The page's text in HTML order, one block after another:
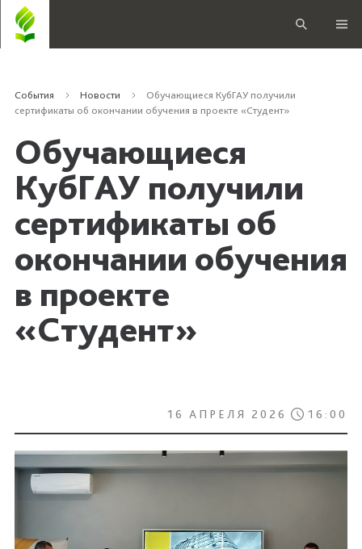
События Новости
Обучающиеся КубГАУ получили
сертификаты об окончании обучения в проекте «Студент»
Обучающиеся
КубГАУ получили
сертификаты об
окончании обучения
в проекте
«Студент»
16 АПРЕЛЯ 2026 16:00